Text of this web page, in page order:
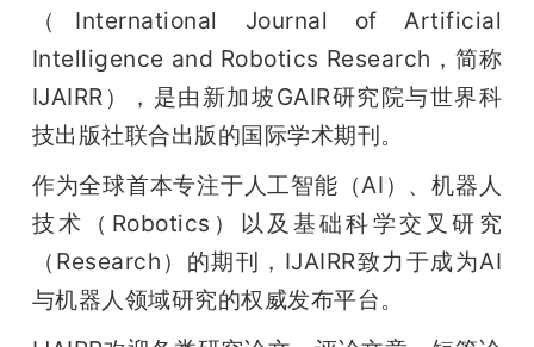
（International Journal of Artificial
Intelligence and Robotics Research，简称
IJAIRR），是由新加坡GAIR研究院与世界科
技出版社联合出版的国际学术期刊。
作为全球首本专注于人工智能（AI）、机器人
技术（Robotics）以及基础科学交叉研究
（Research）的期刊，IJAIRR致力于成为AI
与机器人领域研究的权威发布平台。